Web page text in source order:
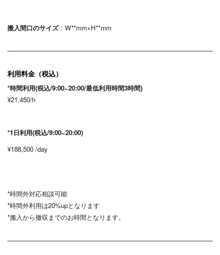
搬入間口のサイズ：W**mm×H**mm
利用料金（税込）
*時間利用(税込/9:00~20:00/最低利用時間3時間)
¥21,450/h
*1日利用(税込/9:00~20:00)
¥188,500 /day
*時間外対応相談可能
*時間外利用は20%upとなります
*搬入から撤収までのお時間となります。